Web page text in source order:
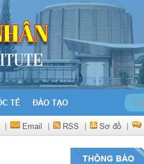
TẾ ĐÀO TẠO
| Email | RSS | Sơ đồ |
THÔNG BÁO